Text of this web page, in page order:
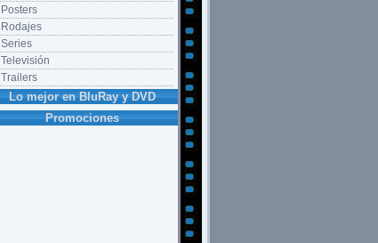
Posters
Rodajes
Series
Televisión
Trailers
Lo mejor en BluRay y DVD
Promociones